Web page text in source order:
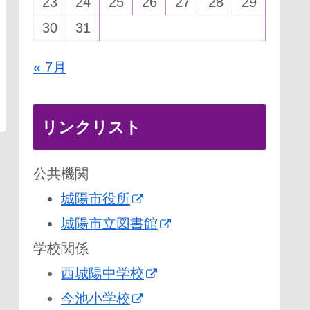
30
31
« 7月
リンクリスト
公共機関
城陽市役所
城陽市立図書館
学校関係
西城陽中学校
今池小学校